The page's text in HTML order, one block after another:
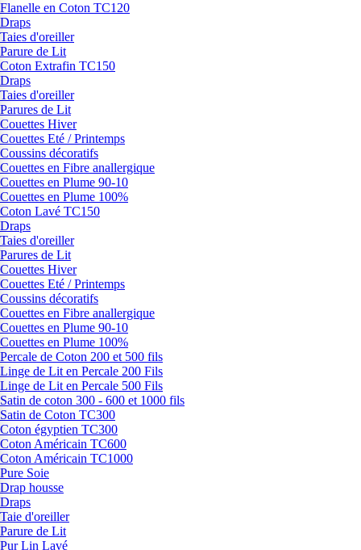
Flanelle en Coton TC120
Draps
Taies d'oreiller
Parure de Lit
Coton Extrafin TC150
Draps
Taies d'oreiller
Parures de Lit
Couettes Hiver
Couettes Eté / Printemps
Coussins décoratifs
Couettes en Fibre anallergique
Couettes en Plume 90-10
Couettes en Plume 100%
Coton Lavé TC150
Draps
Taies d'oreiller
Parures de Lit
Couettes Hiver
Couettes Eté / Printemps
Coussins décoratifs
Couettes en Fibre anallergique
Couettes en Plume 90-10
Couettes en Plume 100%
Percale de Coton 200 et 500 fils
Linge de Lit en Percale 200 Fils
Linge de Lit en Percale 500 Fils
Satin de coton 300 - 600 et 1000 fils
Satin de Coton TC300
Coton égyptien TC300
Coton Américain TC600
Coton Américain TC1000
Pure Soie
Drap housse
Draps
Taie d'oreiller
Parure de Lit
Pur Lin Lavé